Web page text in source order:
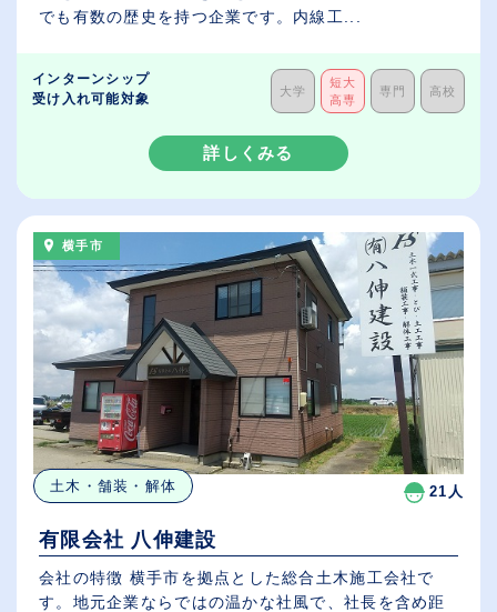
でも有数の歴史を持つ企業です。内線工...
インターンシップ
受け入れ可能対象
大学
短大
高専
専門 高校
詳しくみる
横手市
土木・舗装・解体 21人
有限会社 八伸建設
会社の特徴 横手市を拠点とした総合土木施工会社で
す。地元企業ならではの温かな社風で、社長を含め距